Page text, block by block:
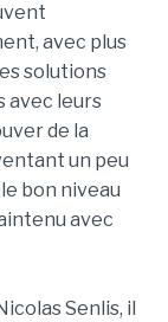
avec plus
solutions
avec leurs
de la
un peu
bon niveau
avec
Senlis, il